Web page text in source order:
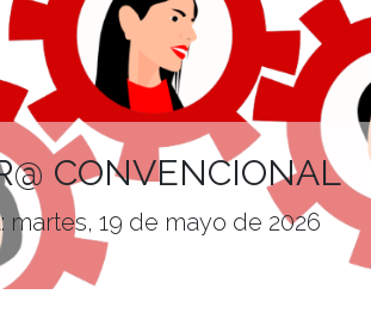
CONVENCIONAL
martes, 19 de mayo de 2026